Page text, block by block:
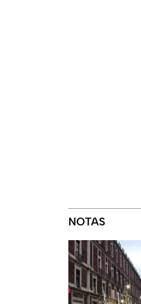
NOTAS